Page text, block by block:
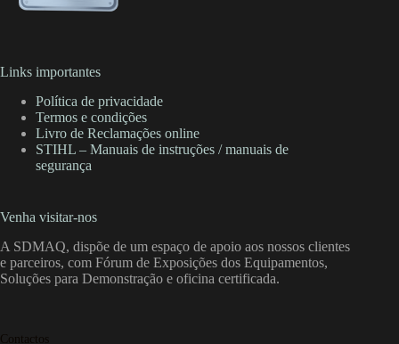
Links importantes
Política de privacidade
Termos e condições
Livro de Reclamações online
STIHL – Manuais de instruções / manuais de
segurança
Venha visitar-nos
A SDMAQ, dispõe de um espaço de apoio aos nossos clientes
e parceiros, com Fórum de Exposições dos Equipamentos,
Soluções para Demonstração e oficina certificada.
Contactos